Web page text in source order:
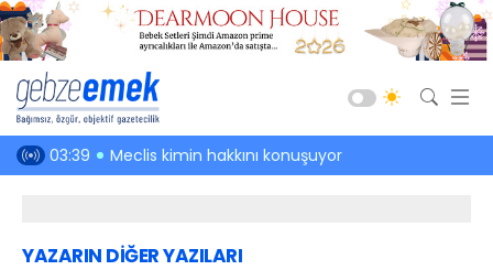
hakkı! 03:39 Meclis kimin hakkını konuşuyor
YAZARIN DİĞER YAZILARI
Güncel
Siyaset
Spor